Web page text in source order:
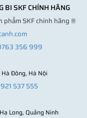
BI SKF CHÍNH HÃNG
phẩm SKF chính hãng ®
356 999
Đông, Hà Nội
537 555
Long, Quảng Ninh